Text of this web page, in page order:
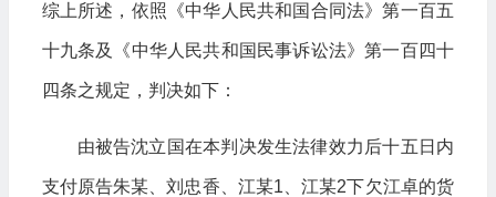
综上所述，依照《中华人民共和国合同法》第一百五
十九条及《中华人民共和国民事诉讼法》第一百四十
四条之规定，判决如下：
由被告沈立国在本判决发生法律效力后十五日内
支付原告朱某、刘忠香、江某1、江某2下欠江卓的货